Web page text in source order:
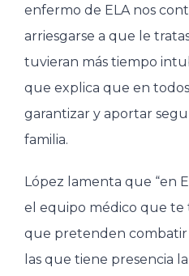
enfermo de ELA nos
arriesgarse a que le
tuvieran más tiempo
que explica que en
garantizar y aportar
familia.
López lamenta que “en
el equipo médico que te
que pretenden combatir
las que tiene presencia